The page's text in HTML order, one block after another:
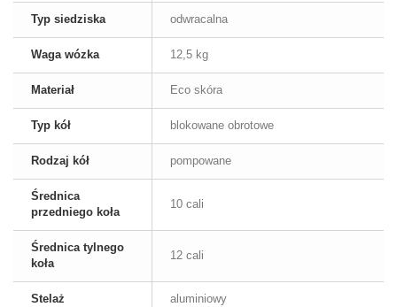
Typ siedziska odwracalna
Waga wózka 12,5 kg
Materiał Eco skóra
Typ kół blokowane obrotowe
Rodzaj kół pompowane
Średnica
przedniego koła
10 cali
Średnica tylnego
koła
12 cali
Stelaż aluminiowy